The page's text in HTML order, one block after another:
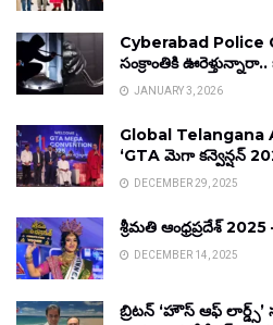
Cyberabad Police
సంక్రాంతికి ఊరెళ్తున్నారా..
JANUARY 3, 2026
Global
‘GTA మెగా కన్వెన్షన్
DECEMBER 29, 2025
శ్రీమతి ఆంధ్రప్రదేశ్
DECEMBER 14, 2025
బ్రిటన్ ‘హౌస్ ఆఫ్